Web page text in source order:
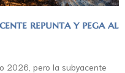
repunta y pega al
2026, pero la subyacente